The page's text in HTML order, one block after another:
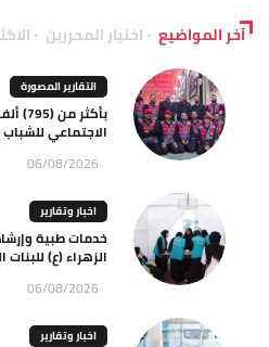
آخر المواضيع اختيار المحررين
التقارير المصورة
الاجتماعي
06/08/2026
اخبار وتقارير
خدمات طبية
الزهراء (ع) للبنات
06/08/2026
اخبار وتقارير